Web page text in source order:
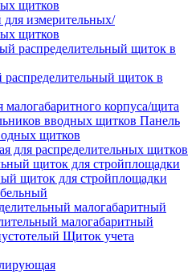
измерительных/
щитков
щиток в
малогабаритного корпуса/щита
Панель
щитков
для распределительных щитков
щиток для стройплощадки
малогабаритный
Щиток учета